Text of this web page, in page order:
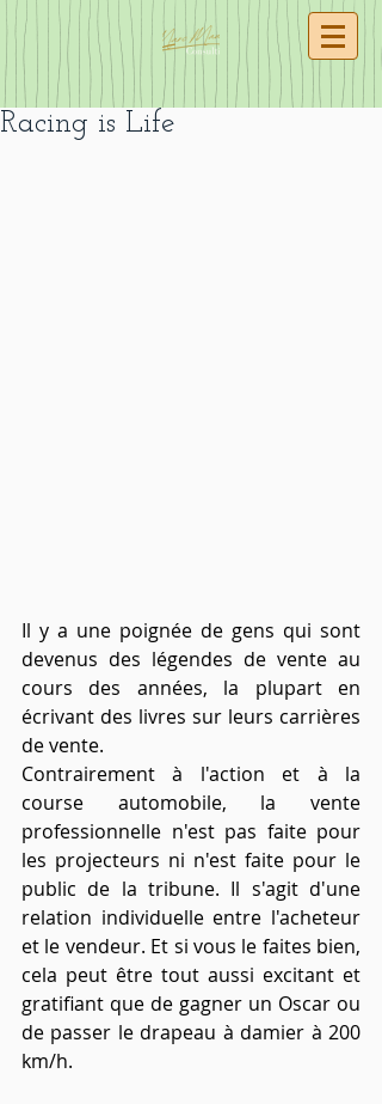
Racing is Life
Il y a une poignée de gens qui sont
devenus des légendes de vente au
cours des années, la plupart en
écrivant des livres sur leurs carrières
de vente.
Contrairement à l'action et à la
course automobile, la vente
professionnelle n'est pas faite pour
les projecteurs ni n'est faite pour le
public de la tribune. Il s'agit d'une
relation individuelle entre l'acheteur
et le vendeur. Et si vous le faites bien,
cela peut être tout aussi excitant et
gratifiant que de gagner un Oscar ou
de passer le drapeau à damier à 200
km/h.